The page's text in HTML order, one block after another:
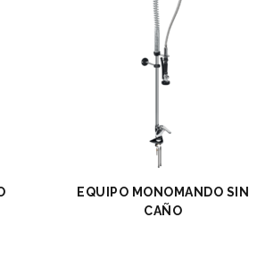
EQUIPO MONOMANDO SIN
CAÑO